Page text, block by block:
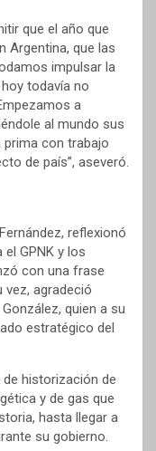
que el año que
Argentina, que las
impulsar la
todavía no
a
al mundo sus
con trabajo
de país”, aseveró.
reflexionó
GPNK y los
con una frase
vez, agradeció
quien a su
estratégico del
historización de
y de gas que
hasta llegar a
su gobierno.